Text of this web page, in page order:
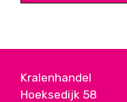
Kralenhandel
Hoeksedijk 58